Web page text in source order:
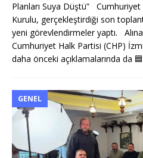
Planları Suya Düştü”
Kurulu, gerçekleştirdiği son
yeni görevlendirmeler yaptı.
Cumhuriyet Halk Partisi (CHP)
daha önceki açıklamalarında da 🟦
GENEL